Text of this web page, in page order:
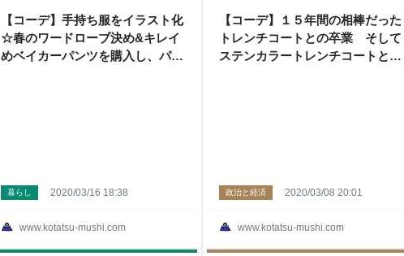
【コーデ】手持ち服をイラスト化
☆春のワードローブ決め&キレイ
めベイカーパンツを購入し、パン
www.kotatsu-mushi.com
暮らし 2020/03/16 18:38
【コーデ】１５年間の相棒だった
トレンチコートとの卒業 そして
ステンカラートレンチコートとの
www.kotatsu-mushi.com
政治と経済 2020/03/08 20:01